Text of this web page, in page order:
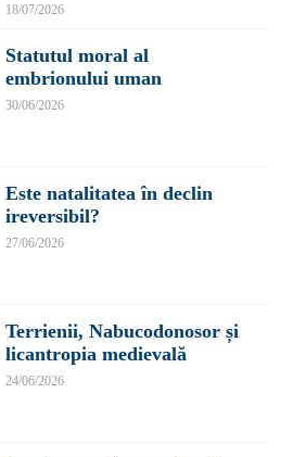
18/07/2026
Statutul moral al
embrionului uman
30/06/2026
Este natalitatea în declin
ireversibil?
27/06/2026
Terrienii, Nabucodonosor și
licantropia medievală
24/06/2026